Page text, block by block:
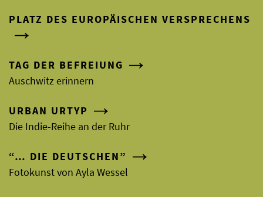
PLATZ DES EUROPÄISCHEN VERSPRECHENS
TAG DER BEFREIUNG
Auschwitz erinnern
URBAN URTYP
Die Indie-Reihe an der Ruhr
“… DIE DEUTSCHEN”
Fotokunst von Ayla Wessel